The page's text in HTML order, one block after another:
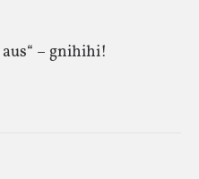
– gnihihi!